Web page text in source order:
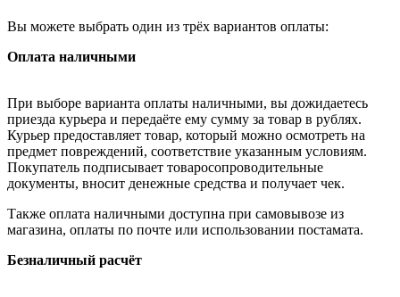
Вы можете выбрать один из трёх вариантов оплаты:
Оплата наличными
При выборе варианта оплаты наличными, вы дожидаетесь
приезда курьера и передаёте ему сумму за товар в рублях.
Курьер предоставляет товар, который можно осмотреть на
предмет повреждений, соответствие указанным условиям.
Покупатель подписывает товаросопроводительные
документы, вносит денежные средства и получает чек.
Также оплата наличными доступна при самовывозе из
магазина, оплаты по почте или использовании постамата.
Безналичный расчёт